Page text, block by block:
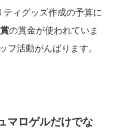
ティグッズ作成の予算に
の賞金が使われていま
フ活動がんばります。
マロゲルだけでな